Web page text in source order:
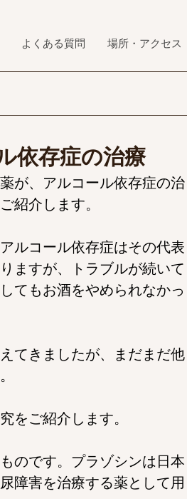
よくある質問 場所・アクセス
依存症の治療
が、アルコール依存症の治
紹介します。
ルコール依存症はその代表
ますが、トラブルが続いて
てもお酒をやめられなかっ
てきましたが、まだまだ他
をご紹介します。
のです。プラゾシンは日本
障害を治療する薬として用